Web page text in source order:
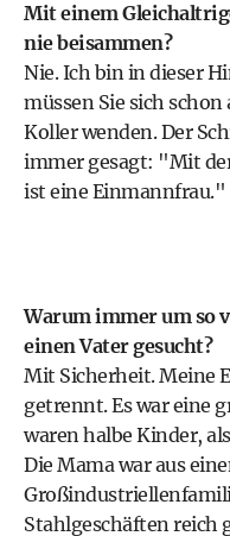
Mit einem
nie beisammen?
Nie. Ich bin in dieser
müssen Sie sich
Koller wenden. Der
immer gesagt: "Mit
ist eine Einmannfrau."
Warum immer um so
einen Vater gesucht?
Mit Sicherheit. Meine
getrennt. Es war eine
waren halbe Kinder,
Die Mama war aus
Stahlgeschäften reich